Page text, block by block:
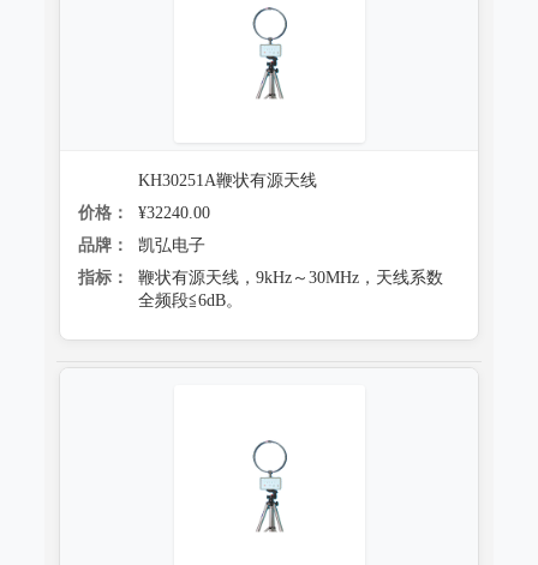
KH30251A鞭状有源天线
价格：
¥32240.00
品牌：
凯弘电子
指标：
鞭状有源天线，9kHz～30MHz，天线系数
全频段≦6dB。